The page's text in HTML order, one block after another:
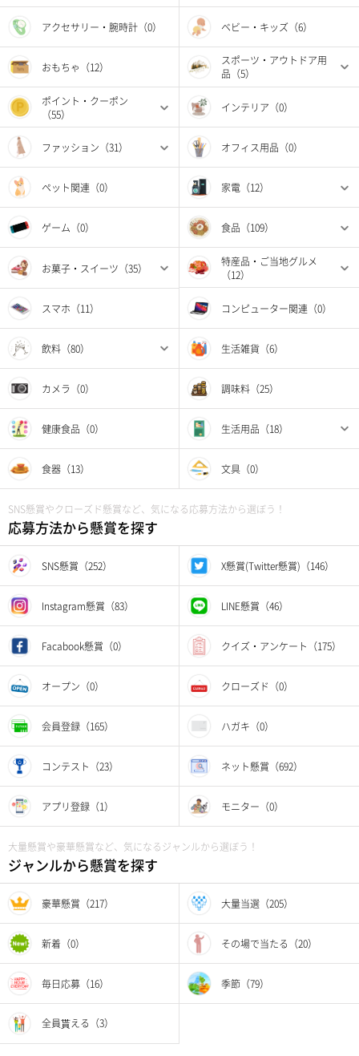
アクセサリー・腕時計（0） ベビー・キッズ（6）
おもちゃ（12）
スポーツ・アウトドア用
品（5）
ポイント・クーポン
（55）
インテリア（0）
ファッション（31） オフィス用品（0）
ペット関連（0） 家電（12）
ゲーム（0） 食品（109）
お菓子・スイーツ（35）
特産品・ご当地グルメ
（12）
スマホ（11） コンピューター関連（0）
飲料（80） 生活雑貨（6）
カメラ（0） 調味料（25）
健康食品（0） 生活用品（18）
食器（13） 文具（0）
SNS懸賞やクローズド懸賞など、気になる応募方法から選ぼう！
応募方法から懸賞を探す
SNS懸賞（252） X懸賞(Twitter懸賞)（146）
Instagram懸賞（83） LINE懸賞（46）
Facabook懸賞（0） クイズ・アンケート（175）
オープン（0） クローズド（0）
会員登録（165） ハガキ（0）
コンテスト（23） ネット懸賞（692）
アプリ登録（1） モニター（0）
大量懸賞や豪華懸賞など、気になるジャンルから選ぼう！
ジャンルから懸賞を探す
豪華懸賞（217） 大量当選（205）
新着（0） その場で当たる（20）
毎日応募（16） 季節（79）
全員貰える（3）